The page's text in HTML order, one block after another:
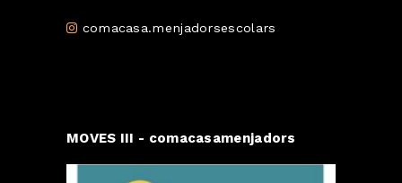
comacasa.menjadorsescolars
MOVES III - comacasamenjadors